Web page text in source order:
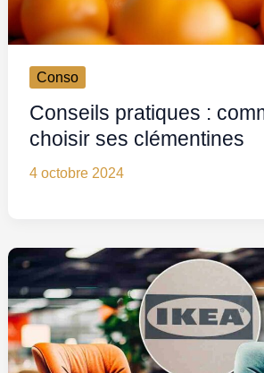
Conso
Conseils pratiques :
choisir ses clémentines
4 octobre 2024